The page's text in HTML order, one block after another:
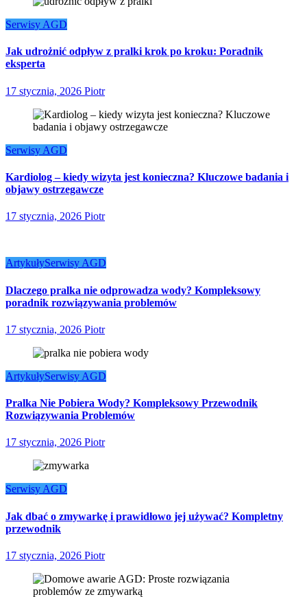
Serwisy AGD
Jak udrożnić odpływ z pralki krok po kroku: Poradnik
eksperta
17 stycznia, 2026 Piotr
Serwisy AGD
Kardiolog – kiedy wizyta jest konieczna? Kluczowe badania i
objawy ostrzegawcze
17 stycznia, 2026 Piotr
ArtykułySerwisy AGD
Dlaczego pralka nie odprowadza wody? Kompleksowy
poradnik rozwiązywania problemów
17 stycznia, 2026 Piotr
ArtykułySerwisy AGD
Pralka Nie Pobiera Wody? Kompleksowy Przewodnik
Rozwiązywania Problemów
17 stycznia, 2026 Piotr
Serwisy AGD
Jak dbać o zmywarkę i prawidłowo jej używać? Kompletny
przewodnik
17 stycznia, 2026 Piotr